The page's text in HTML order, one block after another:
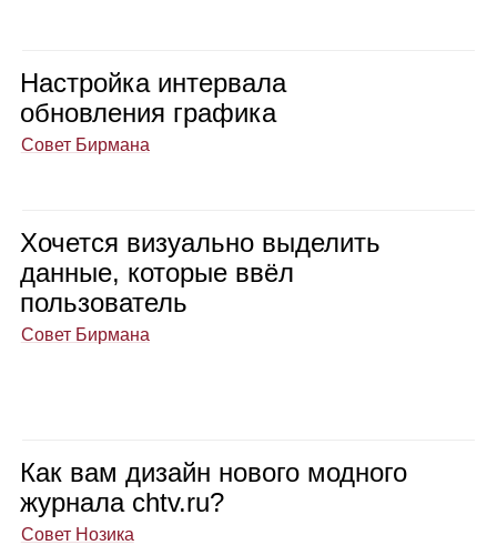
Настройка интер­вала
обнов­ле­ния гра­фика
Совет Бирмана
Хочется визу­ально выде­лить
дан­ные, кото­рые ввёл
поль­зо­ва­тель
Совет Бирмана
Как вам дизайн нового мод­ного
жур­нала chtv.ru?
Совет Нозика